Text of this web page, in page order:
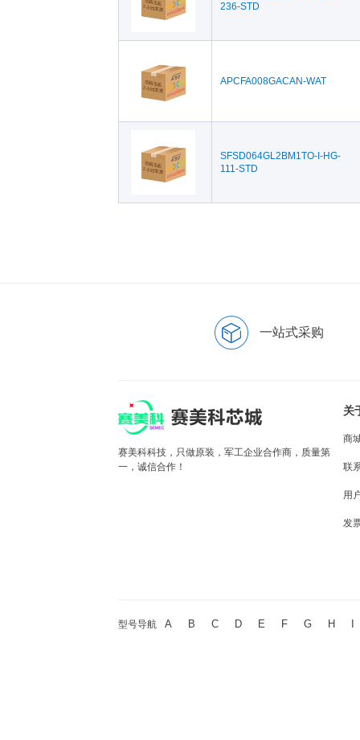
236-STD
APCFA008GACAN-WAT
SFSD064GL2BM1TO-I-HG-
111-STD
一站式采购
赛美科科技，只做原装，军工企业合作商，质量第
一，诚信合作！
关
商
联
用
发
型号导航 A B C D E F G H